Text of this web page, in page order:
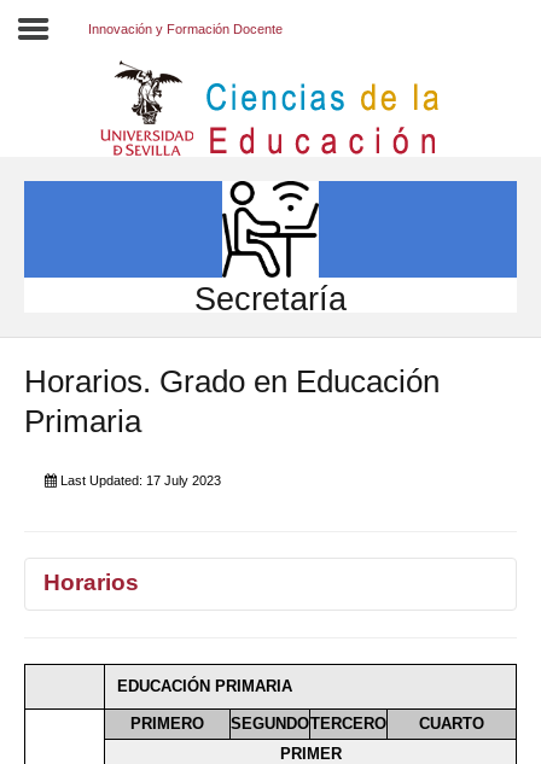
INVESTIGACIÓN
INTERNACIONAL
Directorio FCCE
Innovación y Formación Docente
Secretaría
Horarios. Grado en Educación
Primaria
Last Updated: 17 July 2023
Horarios
Selecciona curso
EDUCACIÓN PRIMARIA
PRIMERO SEGUNDOTERCERO
CUARTO
PRIMER